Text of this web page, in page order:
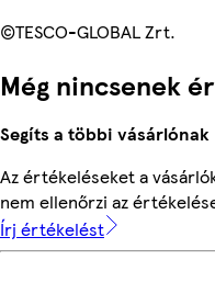
©TESCO-GLOBAL Zrt.
Még nincsenek
Segíts a többi vásárlónak
Az értékeléseket a
nem ellenőrzi az
Írj értékelést